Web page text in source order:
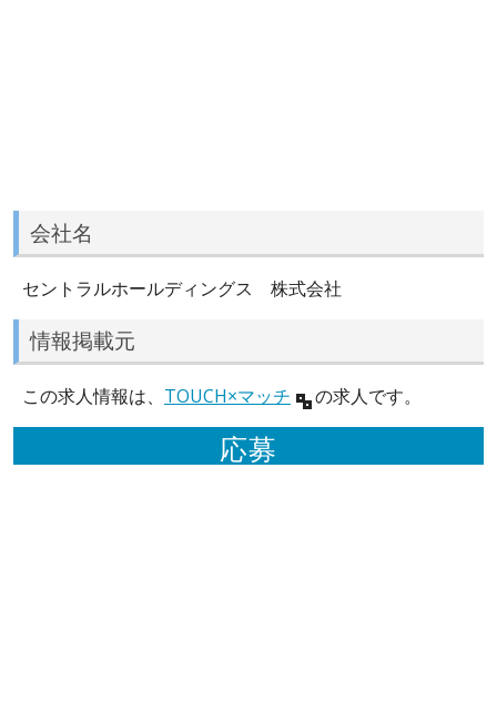
会社名
セントラルホールディングス 株式会社
情報掲載元
この求人情報は、 TOUCH×マッチ の求人です。
応募